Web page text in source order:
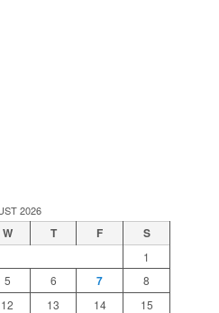
2026
W T F S
1
5 6 7
8
12 13 14
15